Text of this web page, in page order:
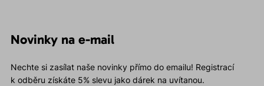
Novinky na e-mail
Nechte si zasílat naše novinky přímo do emailu! Registrací
k odběru získáte 5% slevu jako dárek na uvítanou.